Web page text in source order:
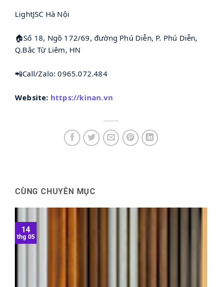
LightJSC Hà Nội
🏠Số 18, Ngõ 172/69, đường Phú Diễn, P. Phú Diễn,
Q.Bắc Từ Liêm, HN
📲Call/Zalo: 0965.072.484
Website: https://kinan.vn
CÙNG CHUYÊN MỤC
14
thg 05